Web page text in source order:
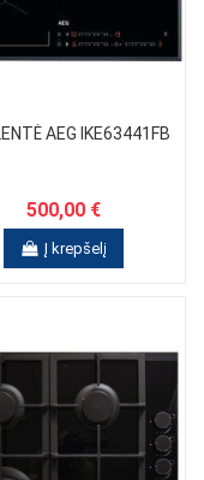
AEG IKE63441FB
500,00 €
Į krepšelį